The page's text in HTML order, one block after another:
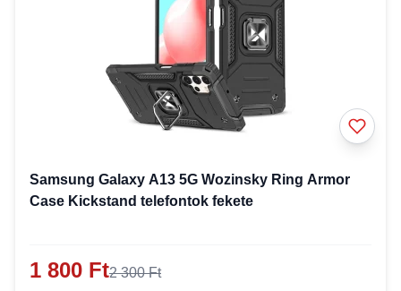
Samsung Galaxy A13 5G Wozinsky Ring Armor
Case Kickstand telefontok fekete
1 800 Ft2 300 Ft